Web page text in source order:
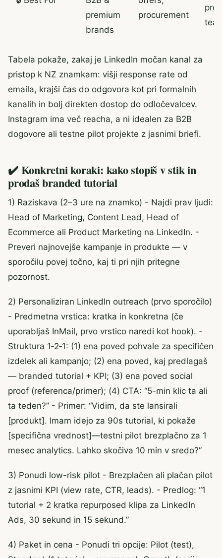
premium
brands
procurement
Tabela pokaže, zakaj je LinkedIn močan kanal za
pristop k NZ znamkam: višji response rate od
emaila, krajši čas do odgovora kot pri formalnih
kanalih in bolj direkten dostop do odločevalcev.
Instagram ima več reacha, a ni idealen za B2B
dogovore ali testne pilot projekte z jasnimi briefi.
✔️ Konkretni koraki: kako stopiš v stik in
prodaš branded tutorial
1) Raziskava (2–3 ure na znamko) - Najdi prav ljudi:
Head of Marketing, Content Lead, Head of
Ecommerce ali Product Marketing na LinkedIn. -
Preveri najnovejše kampanje in produkte — v
sporočilu povej točno, kaj ti pri njih pritegne
pozornost.
2) Personaliziran LinkedIn outreach (prvo sporočilo)
- Predmetna vrstica: kratka in konkretna (če
uporabljaš InMail, prvo vrstico naredi kot hook). -
Struktura 1‑2‑1: (1) ena poved pohvale za specifičen
izdelek ali kampanjo; (2) ena poved, kaj predlagaš
— branded tutorial + KPI; (3) ena poved social
proof (referenca/primer); (4) CTA: “5-min klic ta ali
ta teden?” - Primer: “Vidim, da ste lansirali
[produkt]. Imam idejo za 90s tutorial, ki pokaže
[specifična vrednost]—testni pilot brezplačno za 1
mesec analytics. Lahko skočiva 10 min v sredo?”
3) Ponudi low-risk pilot - Brezplačen ali plačan pilot
z jasnimi KPI (view rate, CTR, leads). - Predlog: “1
tutorial + 2 kratka repurposed klipa za LinkedIn
Ads, 30 sekund in 15 sekund.”
4) Paket in cena - Ponudi tri opcije: Pilot (test),